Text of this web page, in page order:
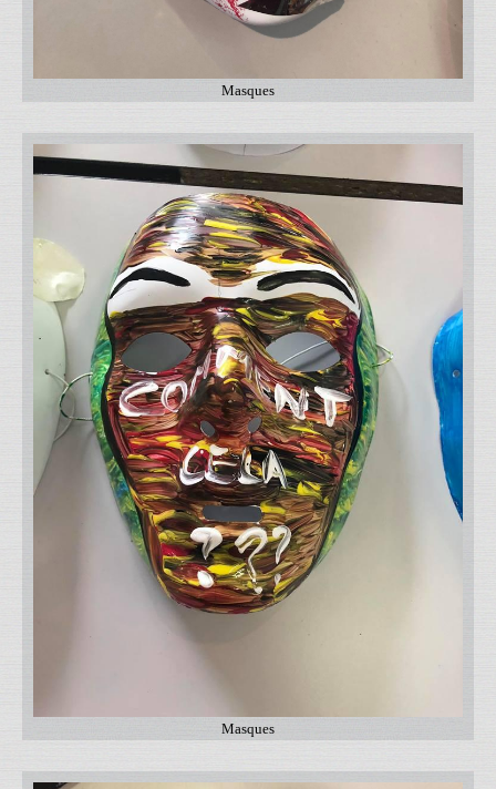
Masques
Masques